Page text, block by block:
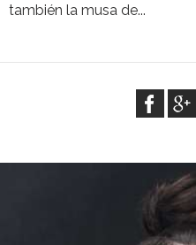
también la musa de...